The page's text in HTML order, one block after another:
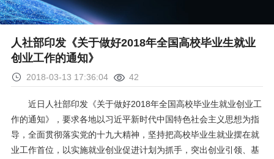
人社部印发《关于做好2018年全国高校毕业生就业
创业工作的通知》
2018-03-13 17:36:04 42
近日人社部印发《关于做好2018年全国高校毕业生就业创业工
作的通知》，要求各地以习近平新时代中国特色社会主义思想为指
导，全面贯彻落实党的十九大精神，坚持把高校毕业生就业摆在就
业工作首位，以实施就业创业促进计划为抓手，突出创业引领、基